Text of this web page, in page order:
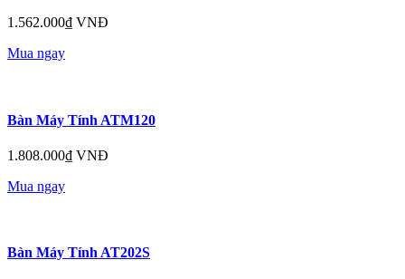
1.562.000₫ VNĐ
Mua ngay
Bàn Máy Tính ATM120
1.808.000₫ VNĐ
Mua ngay
Bàn Máy Tính AT202S